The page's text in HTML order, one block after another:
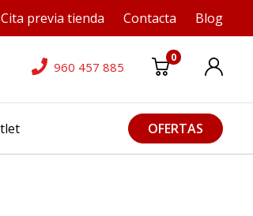
Cita previa tienda Contacta Blog
960 457 885
0
OFERTAS